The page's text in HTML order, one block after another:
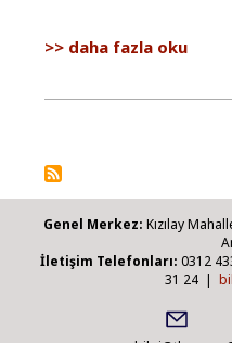
15'ler
hakkında
daha fazla oku
Genel Merkez: Kızılay
İletişim Telefonları: 0312
31 24 |